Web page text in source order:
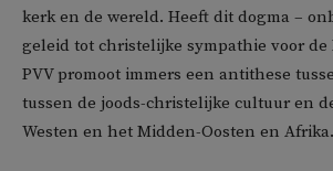
kerk en de wereld. Heeft dit dogma –
geleid tot christelijke sympathie voor de
PVV promoot immers een antithese
tussen de joods-christelijke cultuur en
Westen en het Midden-Oosten en Afrika.